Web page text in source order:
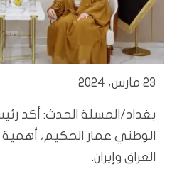
23 مارس، 2024
بغداد/المسلة الحدث: أكد
الوطني عمار الحكيم، أهمية
العراق وإيران.